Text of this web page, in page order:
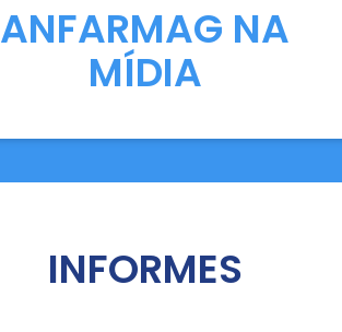
ANFARMAG NA
MÍDIA
INFORMES